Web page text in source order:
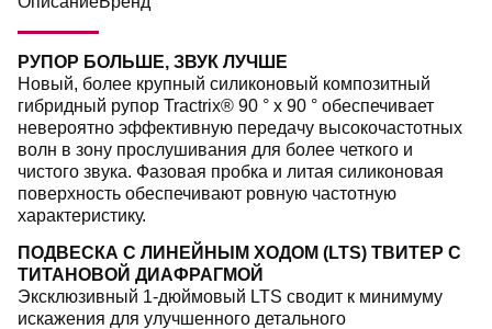
РУПОР БОЛЬШЕ, ЗВУК ЛУЧШЕ
Новый, более крупный силиконовый композитный
гибридный рупор Tractrix® 90 ° x 90 ° обеспечивает
невероятно эффективную передачу высокочастотных
волн в зону прослушивания для более четкого и
чистого звука. Фазовая пробка и литая силиконовая
поверхность обеспечивают ровную частотную
характеристику.
ПОДВЕСКА С ЛИНЕЙНЫМ ХОДОМ (LTS) ТВИТЕР С
ТИТАНОВОЙ ДИАФРАГМОЙ
Эксклюзивный 1-дюймовый LTS сводит к минимуму
искажения для улучшенного детального